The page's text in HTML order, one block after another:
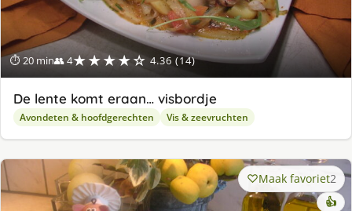
⏱ 20 min👥 4★★★★☆ 4.36 (14)
De lente komt eraan… visbordje
Avondeten & hoofdgerechten Vis & zeevruchten
Maak favoriet2
👍